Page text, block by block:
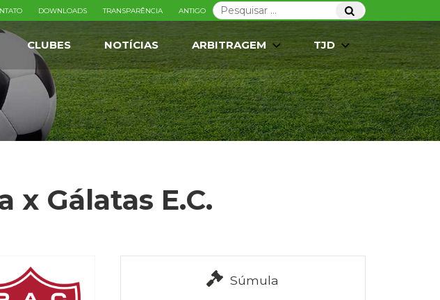
Pesquisar
por:
Pesquisar
DOWNLOADS TRANSPARÊNCIA ANTIGO
CLUBES NOTÍCIAS ARBITRAGEM TJD
x Gálatas E.C.
Súmula